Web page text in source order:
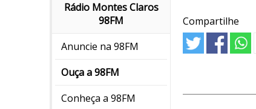
Rádio Montes Claros
98FM
Anuncie na 98FM
Ouça a 98FM
Conheça a 98FM
Compartilhe